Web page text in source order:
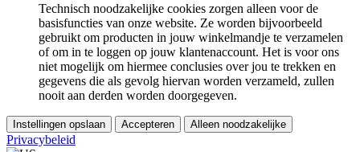
Technisch noodzakelijke cookies zorgen alleen voor de
basisfuncties van onze website. Ze worden bijvoorbeeld
gebruikt om producten in jouw winkelmandje te verzamelen
of om in te loggen op jouw klantenaccount. Het is voor ons
niet mogelijk om hiermee conclusies over jou te trekken en
gegevens die als gevolg hiervan worden verzameld, zullen
nooit aan derden worden doorgegeven.
Instellingen opslaan Accepteren Alleen noodzakelijke
Privacybeleid